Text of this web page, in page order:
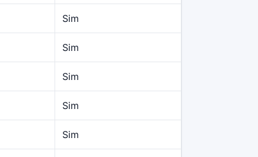
Sim
Sim
Sim
Sim
Sim